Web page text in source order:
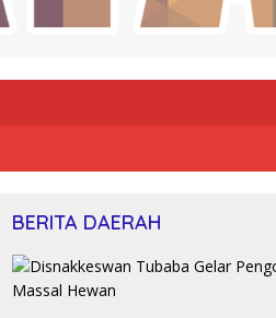
BERITA DAERAH